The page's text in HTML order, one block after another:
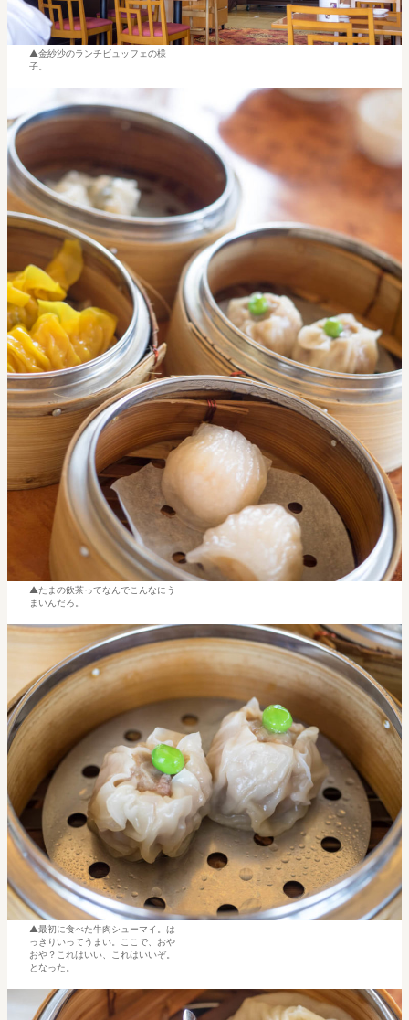
金紗沙のランチビュッフェの様
子。
たまの飲茶ってなんでこんなにう
まいんだろ。
最初に食べた牛肉シューマイ。は
っきりいってうまい。ここで、おや
おや？これはいい、これはいいぞ。
となった。